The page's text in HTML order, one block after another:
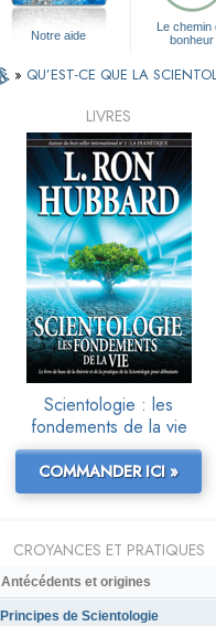
Notre aide
Le chemin
bonheur
» QU’EST-CE QUE LA
LIVRES
Scientologie : les
fondements de la vie
COMMANDER ICI »
CROYANCES ET PRATIQUES
Antécédents et origines
Principes de Scientologie